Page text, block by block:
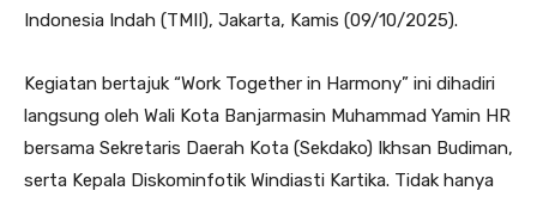
Indonesia Indah (TMII), Jakarta, Kamis (09/10/2025).
Kegiatan bertajuk “Work Together in Harmony” ini dihadiri
langsung oleh Wali Kota Banjarmasin Muhammad Yamin HR
bersama Sekretaris Daerah Kota (Sekdako) Ikhsan Budiman,
serta Kepala Diskominfotik Windiasti Kartika. Tidak hanya